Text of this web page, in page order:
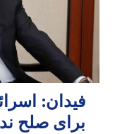
فیدان:
برای صلح